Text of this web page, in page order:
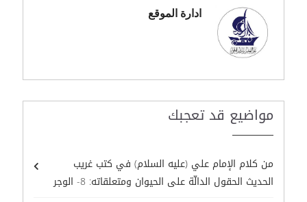
ادارة الموقع
مواضيع قد تعجبك
من كلام الإمام علي (عليه السلام) في كتب غريب
الحديث الحقول الدالّة على الحيوان ومتعلقاته: 8- الوجر